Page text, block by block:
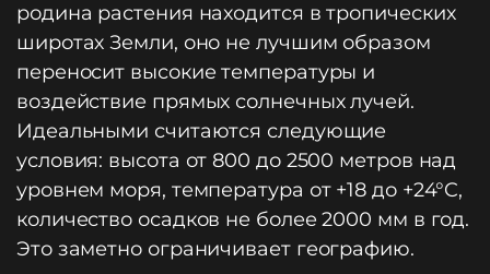
родина растения находится в тропических
широтах Земли, оно не лучшим образом
переносит высокие температуры и
воздействие прямых солнечных лучей.
Идеальными считаются следующие
условия: высота от 800 до 2500 метров над
уровнем моря, температура от +18 до +24°C,
количество осадков не более 2000 мм в год.
Это заметно ограничивает географию.